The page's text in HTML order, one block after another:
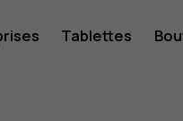
Tablettes